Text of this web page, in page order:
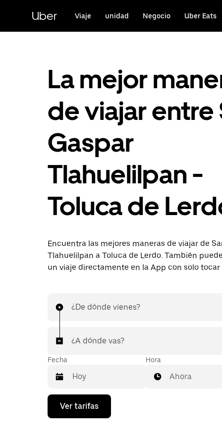
contenido
principal
Uber Viaje unidad Negocio Uber Eats
La mejor
de viajar entre
Gaspar
Tlahuelilpan -
Toluca de
Encuentra las mejores maneras de viajar de
Tlahuelilpan a Toluca de Lerdo. También
un viaje directamente en la App con solo
¿De dónde vienes?
¿A dónde vas?
Fecha
Presiona
flecha
Hora
Ahora
Ver tarifas